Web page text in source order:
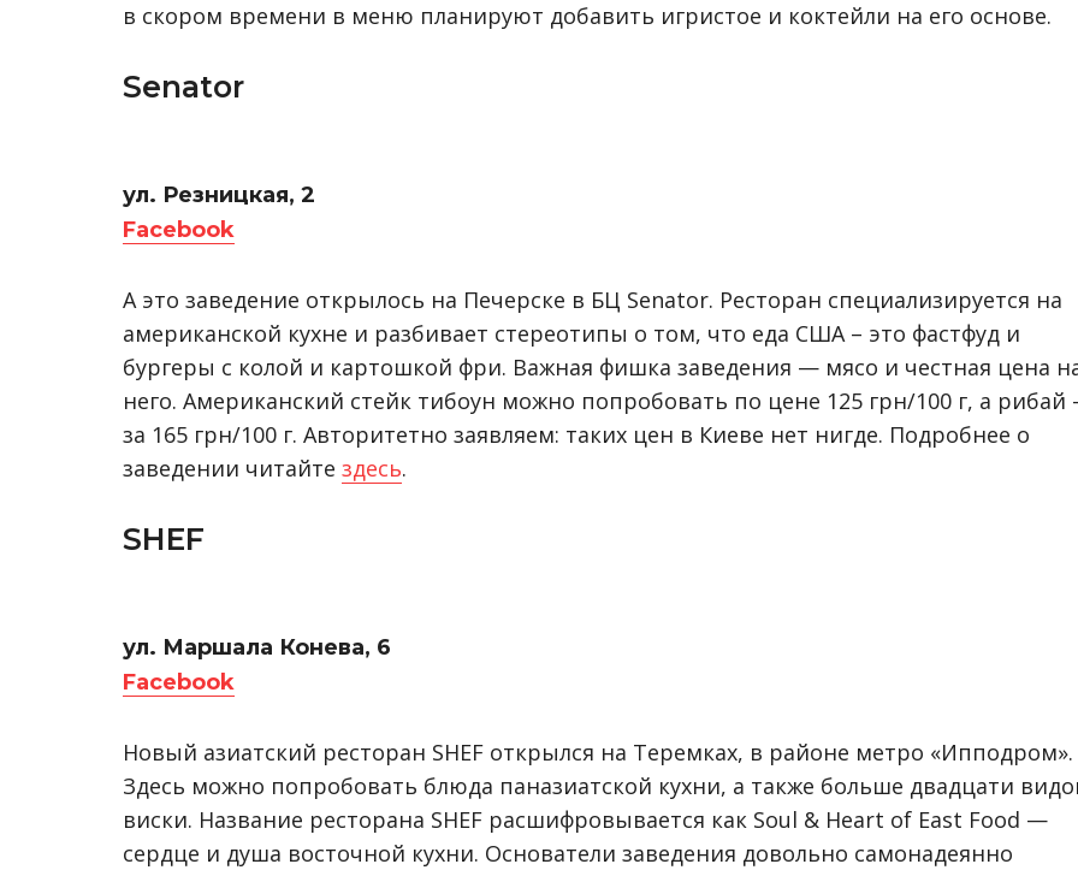
в скором времени в меню планируют добавить игристое и коктейли на его основе.
Senator
ул. Резницкая, 2
Facebook
А это заведение открылось на Печерске в БЦ Senator. Ресторан специализируется на
американской кухне и разбивает стереотипы о том, что еда США – это фастфуд и
бургеры с колой и картошкой фри. Важная фишка заведения — мясо и честная цена
него. Американский стейк тибоун можно попробовать по цене 125 грн/100 г, а рибай
за 165 грн/100 г. Авторитетно заявляем: таких цен в Киеве нет нигде. Подробнее о
заведении читайте здесь.
SHEF
ул. Маршала Конева, 6
Facebook
Новый азиатский ресторан SHEF открылся на Теремках, в районе метро «Ипподром».
Здесь можно попробовать блюда паназиатской кухни, а также больше двадцати
виски. Название ресторана SHEF расшифровывается как Soul & Heart of East Food —
сердце и душа восточной кухни. Основатели заведения довольно самонадеянно